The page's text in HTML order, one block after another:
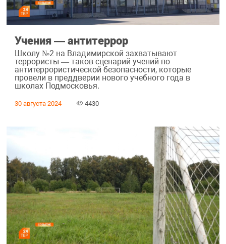
Учения ― антитеррор
Школу №2 на Владимирской захватывают
террористы — таков сценарий учений по
антитеррористической безопасности, которые
провели в преддверии нового учебного года в
школах Подмосковья.
30 августа 2024 4430